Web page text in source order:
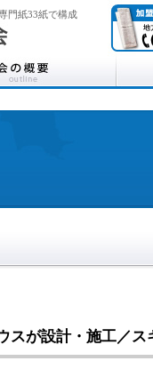
門紙33紙で構成
スが設計・施工／